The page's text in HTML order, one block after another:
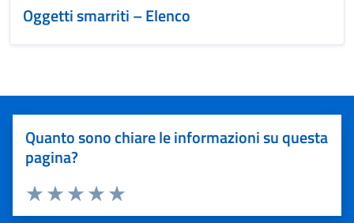
Oggetti smarriti – Elenco
Quanto sono chiare le informazioni su questa
pagina?
Valuta 5 stelle su 5
Valuta 4 stelle su 5
Valuta 3 stelle su 5
Valuta 2 stelle su 5
Valuta 1 stelle su 5